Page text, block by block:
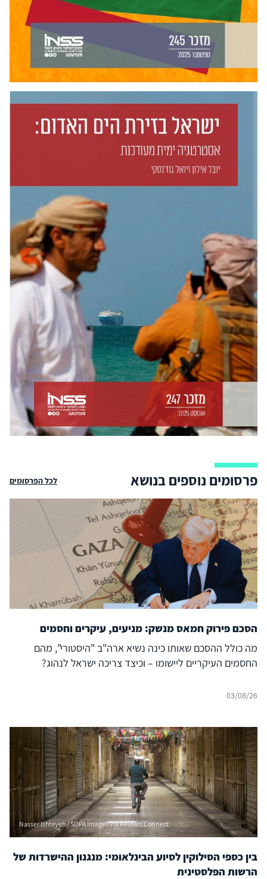
פרסומים נוספים בנושא לכל הפרסומים
הסכם פירוק חמאס מנשק: מניעים, עיקרים וחסמים
מה כולל ההסכם שאותו כינה נשיא ארה"ב "היסטורי", מהם
החסמים העיקריים ליישומו – וכיצד צריכה ישראל לנהוג?
03/08/26
Nasser Ishtayeh / SOPA Images via Reuters Connect
בין כספי הסילוקין לסיוע הבינלאומי: מנגנון ההישרדות של
הרשות הפלסטינית